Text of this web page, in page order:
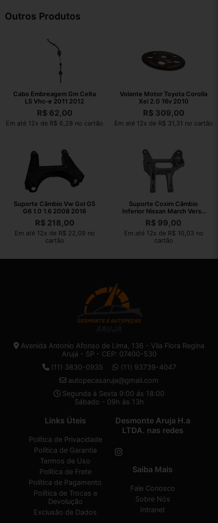
Outros Produtos
Cabo Embreagem Gm Celta
LS Vhc-e 2011 2012
R$62,00
Em até 12x de R$ 6,28 no cartão
Volante Motor Toyota Corolla
Xei 2.0 16v 2010
R$309,00
Em até 12x de R$ 31,31 no cartão
Suporte Câmbio Vw Gol G5
G6 1.0 1.6 2008 2016
R$218,00
Em até 12x de R$ 22,09 no
cartão
Suporte Coxim Câmbio
Inferior Nissan March Versa
2012 2013
R$ 99,00
Em até 12x de R$ 10,03 no
cartão
Avenida Antonio Afonso de Lima, 136 - Vila Flora Regina
Arujá - SP - CEP: 07400-530
(11) 3830-0935
(11) 93739-4047
autopecasaruja@gmail.com
Segunda à Sexta 9:00 ás 18:00
Sábado - 09h às 13h
Links Úteis
Política de Privacidade
Política de Garantia
Termos de Uso
Política de Frete
Política de Pagamento
Política de Trocas e
Devolução
Exclusão de Dados
Desmonte Aruja H.a
LTDA. nas redes
Saiba Mais
Fale Conosco
Sobre Nós
Intranet